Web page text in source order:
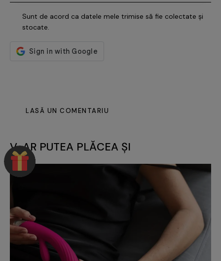
Sunt de acord ca datele mele trimise să fie colectate și
stocate.
V-AR PUTEA PLĂCEA ȘI